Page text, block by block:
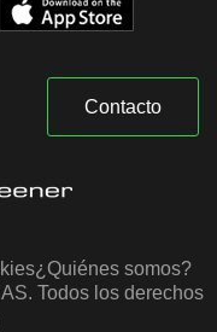
Contacto
¿Quiénes somos?
Todos los derechos